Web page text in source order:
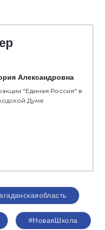
Александровна
"Единая Россия" в
Думе
#НоваяШкола